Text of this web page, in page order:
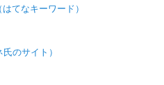
てなキーワード）
のサイト）